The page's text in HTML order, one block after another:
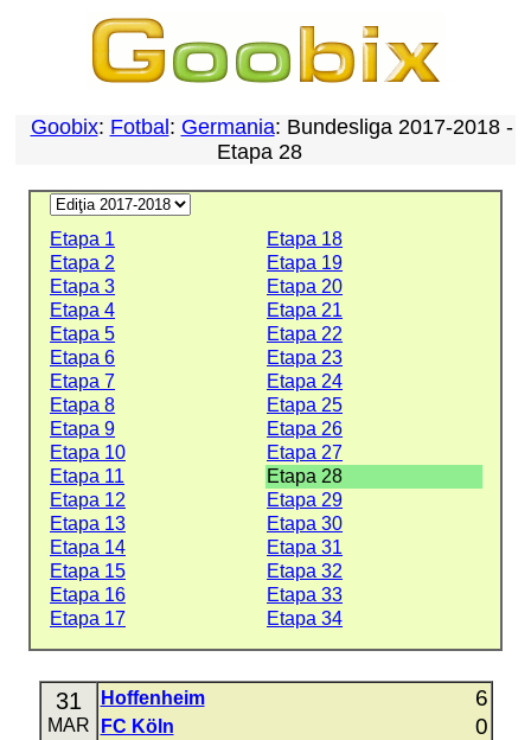
Goobix: Fotbal : Germania: Bundesliga 2017-2018 -
Etapa 28
Etapa 1
Etapa 18
Etapa 2
Etapa 19
Etapa 3
Etapa 20
Etapa 4
Etapa 21
Etapa 5
Etapa 22
Etapa 6
Etapa 23
Etapa 7
Etapa 24
Etapa 8
Etapa 25
Etapa 9
Etapa 26
Etapa 10
Etapa 27
Etapa 11
Etapa 28
Etapa 12
Etapa 29
Etapa 13
Etapa 30
Etapa 14
Etapa 31
Etapa 15
Etapa 32
Etapa 16
Etapa 33
Etapa 17
Etapa 34
31
MAR
Hoffenheim 6
FC Köln 0